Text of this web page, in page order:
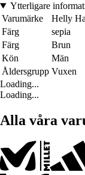
Ytterligare
Varumärke
Helly
Färg
sepia
Färg
Brun
Kön
Män
Åldersgrupp Vuxen
Loading...
Loading...
Alla våra